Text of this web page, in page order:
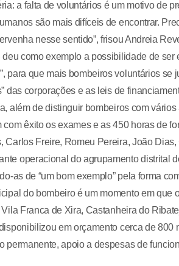
a falta de voluntários é um motivo de
são mais difíceis de encontrar.
nesse sentido”, frisou Andreia
deu como exemplo a possibilidade de
para que mais bombeiros voluntários
das corporações e as leis de
além de distinguir bombeiros com
com êxito os exames e as 450 horas de
Carlos Freire, Romeu Pereira, João
operacional do agrupamento distrital
as de “um bom exemplo” pela forma
do bombeiro é um momento em
Franca de Xira, Castanheira do
em orçamento cerca de
permanente, apoio a despesas de